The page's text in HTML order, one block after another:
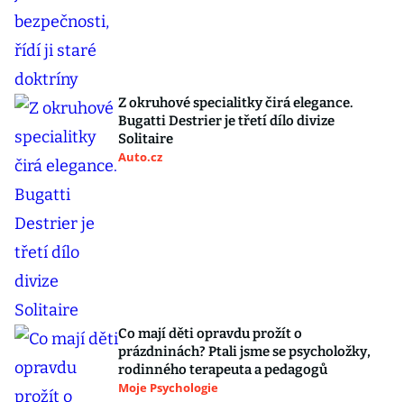
Z okruhové specialitky čirá elegance.
Bugatti Destrier je třetí dílo divize
Solitaire
Auto.cz
Co mají děti opravdu prožít o
prázdninách? Ptali jsme se psycholožky,
rodinného terapeuta a pedagogů
Moje Psychologie